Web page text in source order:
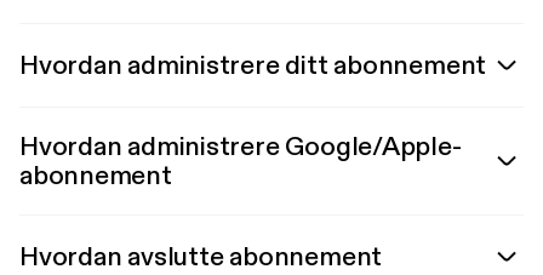
Hvordan administrere ditt abonnement
Hvordan administrere Google/Apple-
abonnement
Hvordan avslutte abonnement